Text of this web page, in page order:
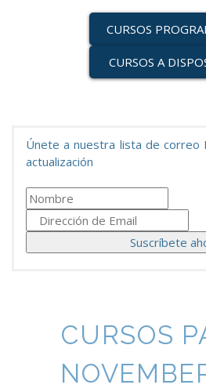
CURSOS
CURSOS A
Únete a nuestra lista de correo
actualización
CURSOS